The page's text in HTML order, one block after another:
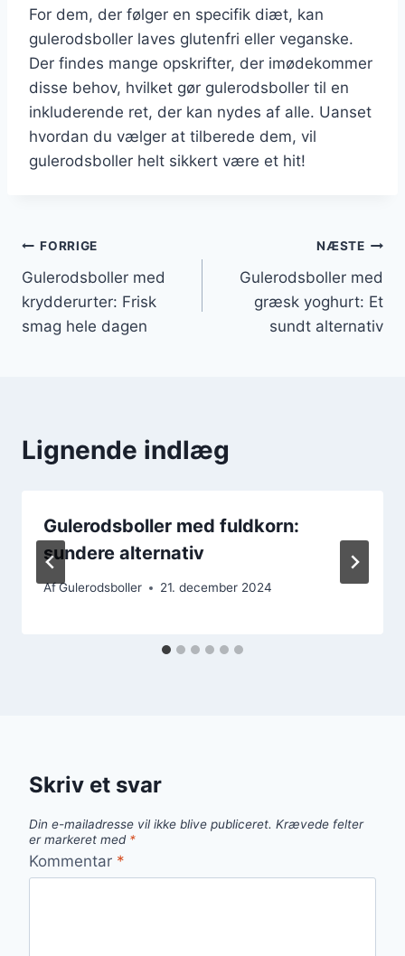
For dem, der følger en specifik diæt, kan
gulerodsboller laves glutenfri eller veganske.
Der findes mange opskrifter, der imødekommer
disse behov, hvilket gør gulerodsboller til en
inkluderende ret, der kan nydes af alle. Uanset
hvordan du vælger at tilberede dem, vil
gulerodsboller helt sikkert være et hit!
Indlægsnavigation
FORRIGE
Gulerodsboller med
krydderurter: Frisk
smag hele dagen
NÆSTE
Gulerodsboller med
græsk yoghurt: Et
sundt alternativ
Lignende indlæg
Gulerodsboller med fuldkorn:
sundere alternativ
AfGulerodsboller 21. december 2024
Skriv et svar
Din e-mailadresse vil ikke blive publiceret. Krævede felter
er markeret med *
Kommentar *